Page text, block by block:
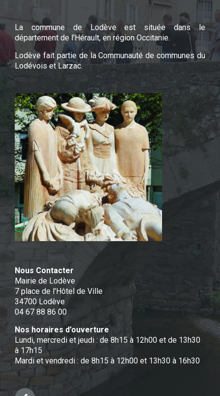
La commune de Lodève est située dans le
département de l'Hérault, en région Occitanie.
Lodève fait partie de la Communauté de communes du
Lodévois et Larzac.
Nous Contacter
Mairie de Lodève
7 place de l'Hôtel de Ville
34700 Lodève
04 67 88 86 00
Nos horaires d’ouverture
Lundi, mercredi et jeudi : de 8h15 à 12h00 et de 13h30
à 17h15
Mardi et vendredi : de 8h15 à 12h00 et 13h30 à 16h30